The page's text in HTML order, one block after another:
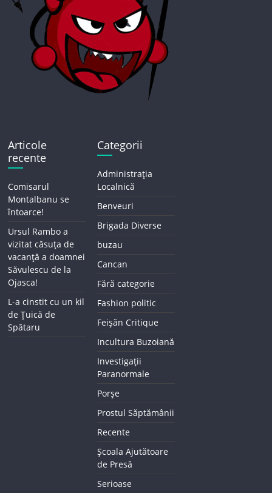
Articole
recente
Comisarul
Montalbanu se
întoarce!
Ursul Rambo a
vizitat căsuța de
vacanță a doamnei
Săvulescu de la
Ojasca!
L-a cinstit cu un kil
de Țuică de
Spătaru
Categorii
Administrația
Localnică
Benveuri
Brigada Diverse
buzau
Cancan
Fără categorie
Fashion politic
Feișăn Critique
Incultura Buzoiană
Investigații
Paranormale
Porșe
Prostul Săptămânii
Recente
Școala Ajutătoare
de Presă
Serioase